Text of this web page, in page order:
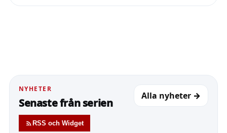
NYHETER
Senaste från serien
RSS och Widget
Alla nyheter →